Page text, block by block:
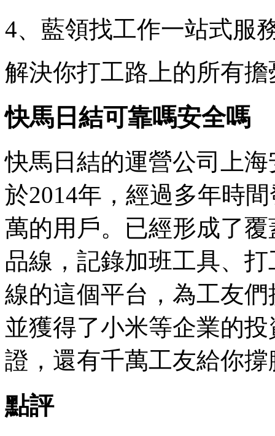
4、藍領找工作一站式服
解決你打工路上的所有
快馬日結可靠嗎安全嗎
快馬日結的運營公司上
於2014年，經過多年時
萬的用戶。已經形成了
品線，記錄加班工具、
線的這個平台，為工友
並獲得了小米等企業的
證，還有千萬工友給你撐
點評